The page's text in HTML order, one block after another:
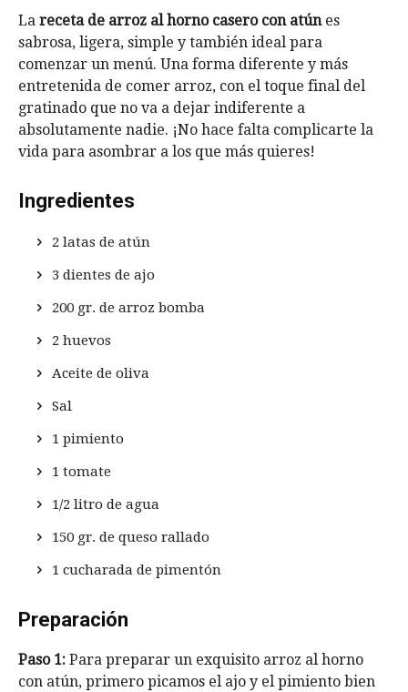
La receta de arroz al horno casero con atúnes
sabrosa, ligera, simple y también ideal para
comenzar un menú. Una forma diferente y más
entretenida de comer arroz, con el toque final del
gratinado que no va a dejar indiferente a
absolutamente nadie. ¡No hace falta complicarte la
vida para asombrar a los que más quieres!
Ingredientes
2 latas de atún
3 dientes de ajo
200 gr. de arroz bomba
2 huevos
Aceite de oliva
Sal
1 pimiento
1 tomate
1/2 litro de agua
150 gr. de queso rallado
1 cucharada de pimentón
Preparación
Paso 1: Para preparar un exquisito arroz al horno
con atún, primero picamos el ajo y el pimiento bien